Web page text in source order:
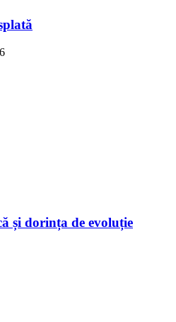
și dorința de evoluție